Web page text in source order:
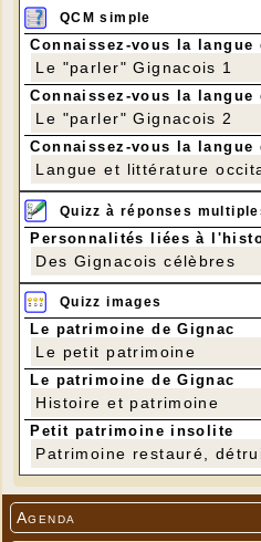
Agenda
QCM simple
Connaissez-vous la langue
Le "parler" Gignacois 1
Connaissez-vous la langue
Le "parler" Gignacois 2
Connaissez-vous la langue
Langue et littérature
Quizz à réponses
Personnalités liées à
Des Gignacois célèbres
Quizz images
Le patrimoine de Gignac
Le petit patrimoine
Le patrimoine de Gignac
Histoire et patrimoine
Petit patrimoine insolite
Patrimoine restauré,